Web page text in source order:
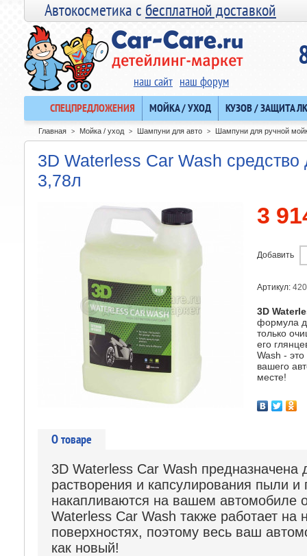
Автокосметика сбесплатной доставкой
наш сайт наш форум
СПЕЦПРЕДЛОЖЕНИЯ МОЙКА / УХОД КУЗОВ / ЗАЩИТА
Главная > Мойка / уход > Шампуни для авто > Шампуни для ручной
3D Waterless Car Wash
3,78л
3
Добавить
Артикул:
3D
формула
только
его
Wash -
вашего
месте!
О товаре
3D Waterless Car Wash предназначена
растворения и капсулирования пыли и
накапливаются на вашем автомобиле
Waterless Car Wash также работает на
поверхностях, поэтому весь ваш
как новый!